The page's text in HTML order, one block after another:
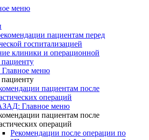
меню
пациентам перед
госпитализацией
клиники и операционной
меню
пациентам после
операций
Главное меню
пациентам после
операций
Рекомендации после операции по